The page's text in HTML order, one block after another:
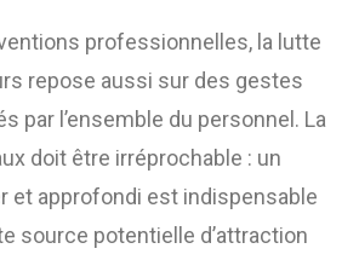
professionnelles, la lutte
repose aussi sur des gestes
par l’ensemble du personnel. La
doit être irréprochable : un
et approfondi est indispensable
source potentielle d’attraction